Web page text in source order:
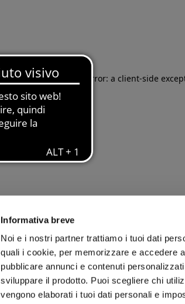
Informativa breve
Noi e i nostri partner trattiamo i tuoi dati
quali i cookie, per memorizzare e accedere
pubblicare annunci e contenuti
sviluppare il prodotto. Puoi scegliere chi
vengono elaborati i tuoi dati personali e
Application error: a client-side